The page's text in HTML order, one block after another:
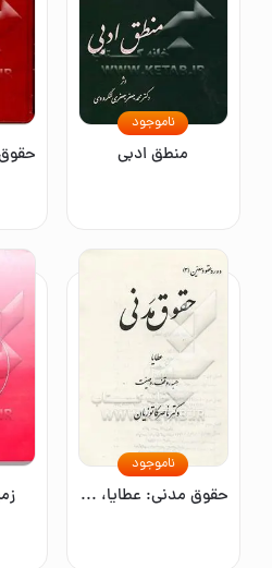
منطق ادبی
ناموجود
حقوق مدنی: عطایا، هبه، وقف، وصیت/جلد سوم
ناموجود